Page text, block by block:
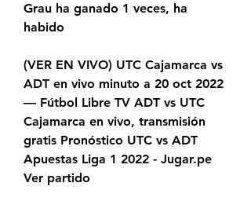
Grau ha ganado 1 veces, ha
habido
(VER EN VIVO) UTC Cajamarca vs
ADT en vivo minuto a 20 oct 2022
— Fútbol Libre TV ADT vs UTC
Cajamarca en vivo, transmisión
gratis Pronóstico UTC vs ADT
Apuestas Liga 1 2022 - Jugar.pe
Ver partido